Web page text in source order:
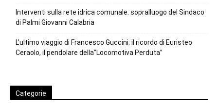
Interventi sulla rete idrica comunale: sopralluogo del Sindaco
di Palmi Giovanni Calabria
L’ultimo viaggio di Francesco Guccini: il ricordo di Euristeo
Ceraolo, il pendolare della”Locomotiva Perduta”
Categorie